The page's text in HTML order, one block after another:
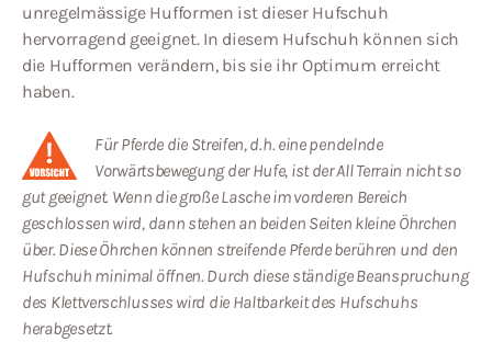
unregelmässige Hufformen ist dieser Hufschuh
hervorragend geeignet. In diesem Hufschuh können sich
die Hufformen verändern, bis sie ihr Optimum erreicht
haben.
Für Pferde die Streifen, d.h. eine pendelnde
Vorwärtsbewegung der Hufe, ist der All Terrain nicht so
gut geeignet. Wenn die große Lasche im vorderen Bereich
geschlossen wird, dann stehen an beiden Seiten kleine Öhrchen
über. Diese Öhrchen können streifende Pferde berühren und den
Hufschuh minimal öffnen. Durch diese ständige Beanspruchung
des Klettverschlusses wird die Haltbarkeit des Hufschuhs
herabgesetzt.